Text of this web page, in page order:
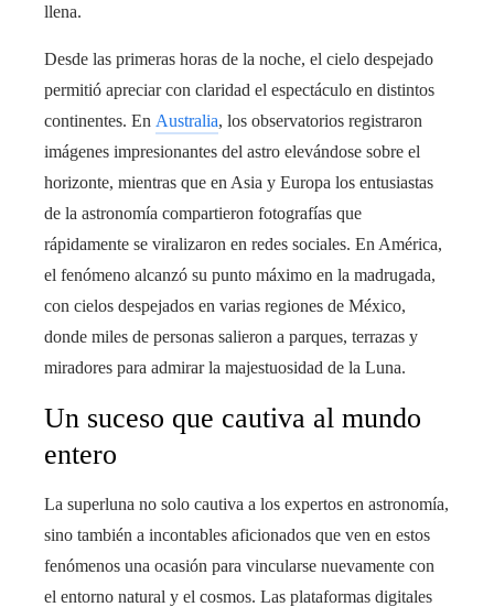
llena.
Desde las primeras horas de la noche, el cielo despejado
permitió apreciar con claridad el espectáculo en distintos
continentes. En Australia, los observatorios registraron
imágenes impresionantes del astro elevándose sobre el
horizonte, mientras que en Asia y Europa los entusiastas
de la astronomía compartieron fotografías que
rápidamente se viralizaron en redes sociales. En América,
el fenómeno alcanzó su punto máximo en la madrugada,
con cielos despejados en varias regiones de México,
donde miles de personas salieron a parques, terrazas y
miradores para admirar la majestuosidad de la Luna.
Un suceso que cautiva al mundo
entero
La superluna no solo cautiva a los expertos en astronomía,
sino también a incontables aficionados que ven en estos
fenómenos una ocasión para vincularse nuevamente con
el entorno natural y el cosmos. Las plataformas digitales